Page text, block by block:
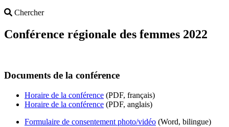
ChercherSearch
Conférence régionale des femmes 2022
Documents de la conférence
Horaire de la conférence (PDF, français)
Horaire de la conférence (PDF, anglais)
Formulaire de consentement photo/vidéo (Word, bilingue)